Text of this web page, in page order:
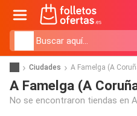
Ciudades A Famelga (A
A Famelga (A
No se encontraron tiendas en